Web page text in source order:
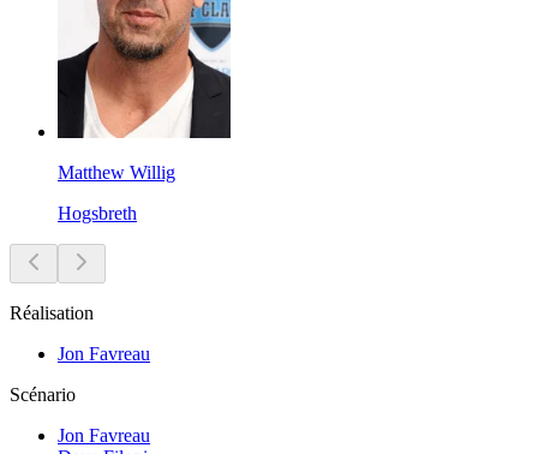
Matthew Willig
Hogsbreth
Réalisation
Jon Favreau
Scénario
Jon Favreau